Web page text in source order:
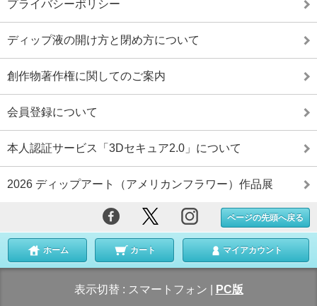
プライバシーポリシー
ディップ液の開け方と閉め方について
創作物著作権に関してのご案内
会員登録について
本人認証サービス「3Dセキュア2.0」について
2026 ディップアート（アメリカンフラワー）作品展
ページの先頭へ戻る
ホーム カート マイアカウント
表示切替 : スマートフォン PC版